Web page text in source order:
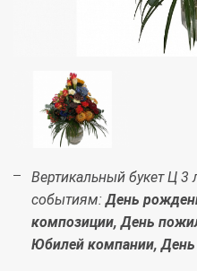
Вертикальный букет Ц 3
событиям:День
композиции, День
Юбилей компании, День